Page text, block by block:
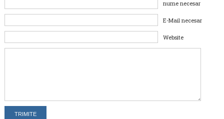
nume necesar
E-Mail necesar
Website